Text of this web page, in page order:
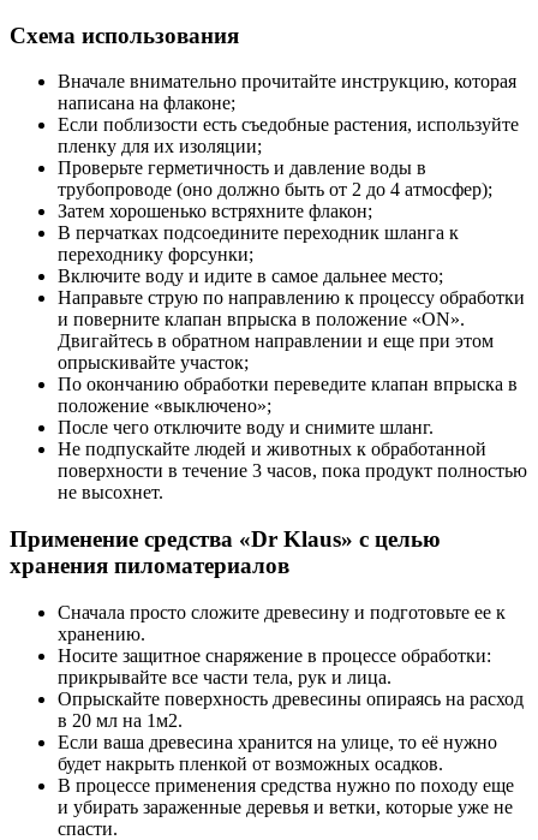
Схема использования
Вначале внимательно прочитайте инструкцию, которая
написана на флаконе;
Если поблизости есть съедобные растения, используйте
пленку для их изоляции;
Проверьте герметичность и давление воды в
трубопроводе (оно должно быть от 2 до 4 атмосфер);
Затем хорошенько встряхните флакон;
В перчатках подсоедините переходник шланга к
переходнику форсунки;
Включите воду и идите в самое дальнее место;
Направьте струю по направлению к процессу обработки
и поверните клапан впрыска в положение «ON».
Двигайтесь в обратном направлении и еще при этом
опрыскивайте участок;
По окончанию обработки переведите клапан впрыска в
положение «выключено»;
После чего отключите воду и снимите шланг.
Не подпускайте людей и животных к обработанной
поверхности в течение 3 часов, пока продукт полностью
не высохнет.
Применение средства «Dr Klaus» с целью
хранения пиломатериалов
Сначала просто сложите древесину и подготовьте ее к
хранению.
Носите защитное снаряжение в процессе обработки:
прикрывайте все части тела, рук и лица.
Опрыскайте поверхность древесины опираясь на расход
в 20 мл на 1м2.
Если ваша древесина хранится на улице, то её нужно
будет накрыть пленкой от возможных осадков.
В процессе применения средства нужно по походу еще
и убирать зараженные деревья и ветки, которые уже не
спасти.